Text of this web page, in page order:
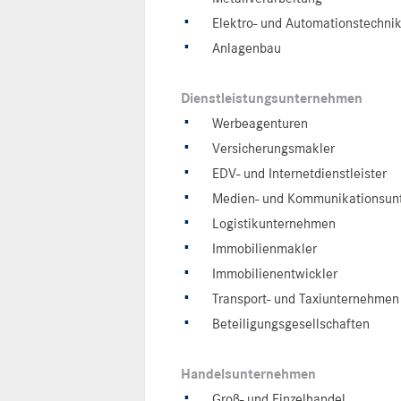
Elektro- und Automationstechnik
Anlagenbau
Dienstleistungsunternehmen
Werbeagenturen
Versicherungsmakler
EDV- und Internetdienstleister
Medien- und
Logistikunternehmen
Immobilienmakler
Immobilienentwickler
Transport- und Taxiunternehmen
Beteiligungsgesellschaften
Handelsunternehmen